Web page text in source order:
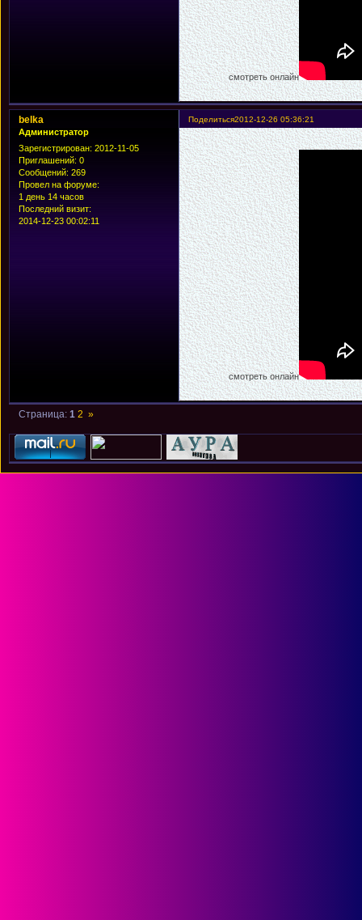
смотреть онлайн
Поделиться2012-12-26 05:36:21
belka
Администратор
Зарегистрирован: 2012-11-05
Приглашений: 0
Сообщений: 269
Провел на форуме:
1 день 14 часов
Последний визит:
2014-12-23 00:02:11
смотреть онлайн
Страница:1 2 »